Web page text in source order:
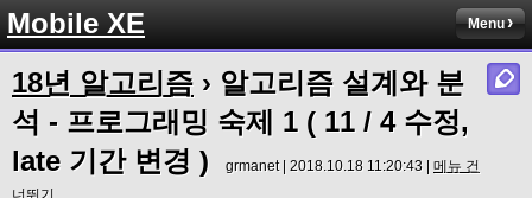
Mobile XE Menu
18년 알고리즘 › 알고리즘 설계와 분
석 - 프로그래밍 숙제 1 ( 11 / 4 수정,
late 기간 변경 )
grmanet | 2018.10.18 11:20:43 | 메뉴 건
너뛰기